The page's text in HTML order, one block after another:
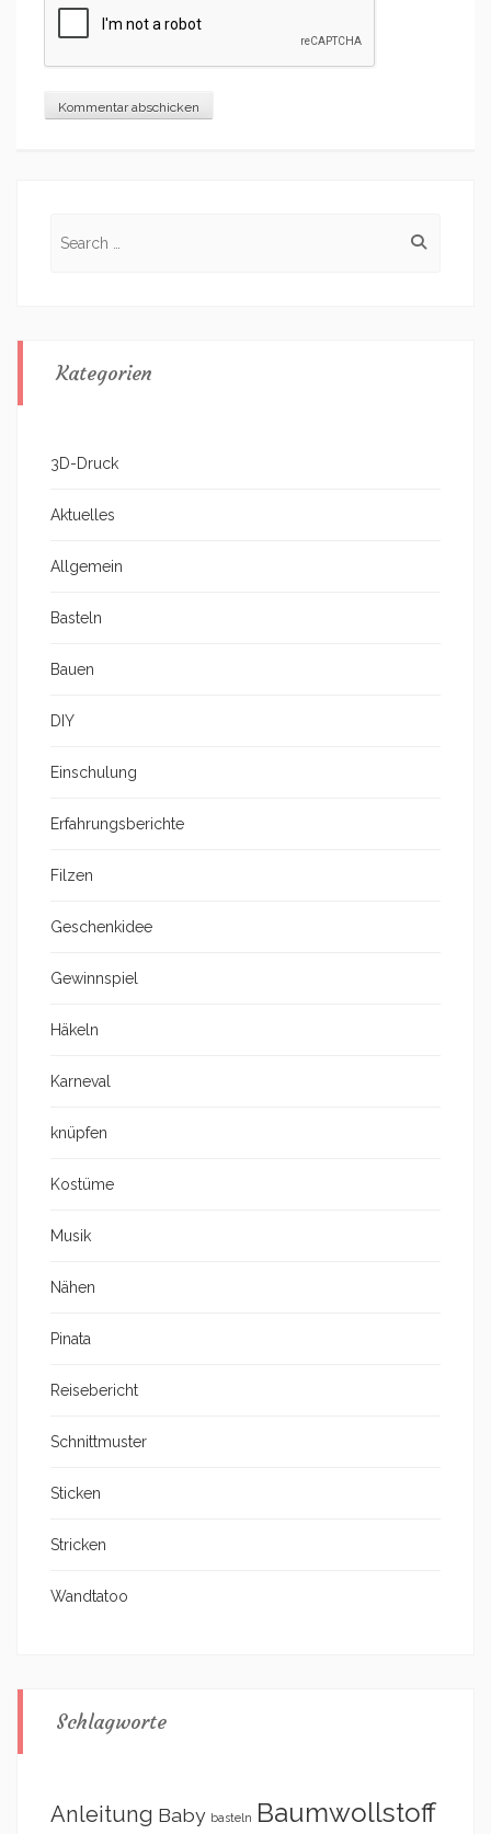
Kategorien
3D-Druck
Aktuelles
Allgemein
Basteln
Bauen
DIY
Einschulung
Erfahrungsberichte
Filzen
Geschenkidee
Gewinnspiel
Häkeln
Karneval
knüpfen
Kostüme
Musik
Nähen
Pinata
Reisebericht
Schnittmuster
Sticken
Stricken
Wandtatoo
Schlagworte
Anleitung Baby basteln Baumwollstoff